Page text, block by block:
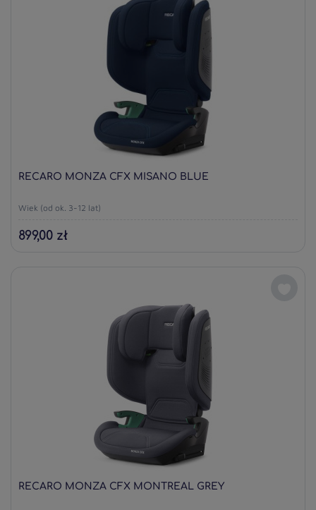
RECARO MONZA CFX MISANO BLUE
Wiek (od ok. 3-12 lat)
899,00 zł
RECARO MONZA CFX MONTREAL GREY